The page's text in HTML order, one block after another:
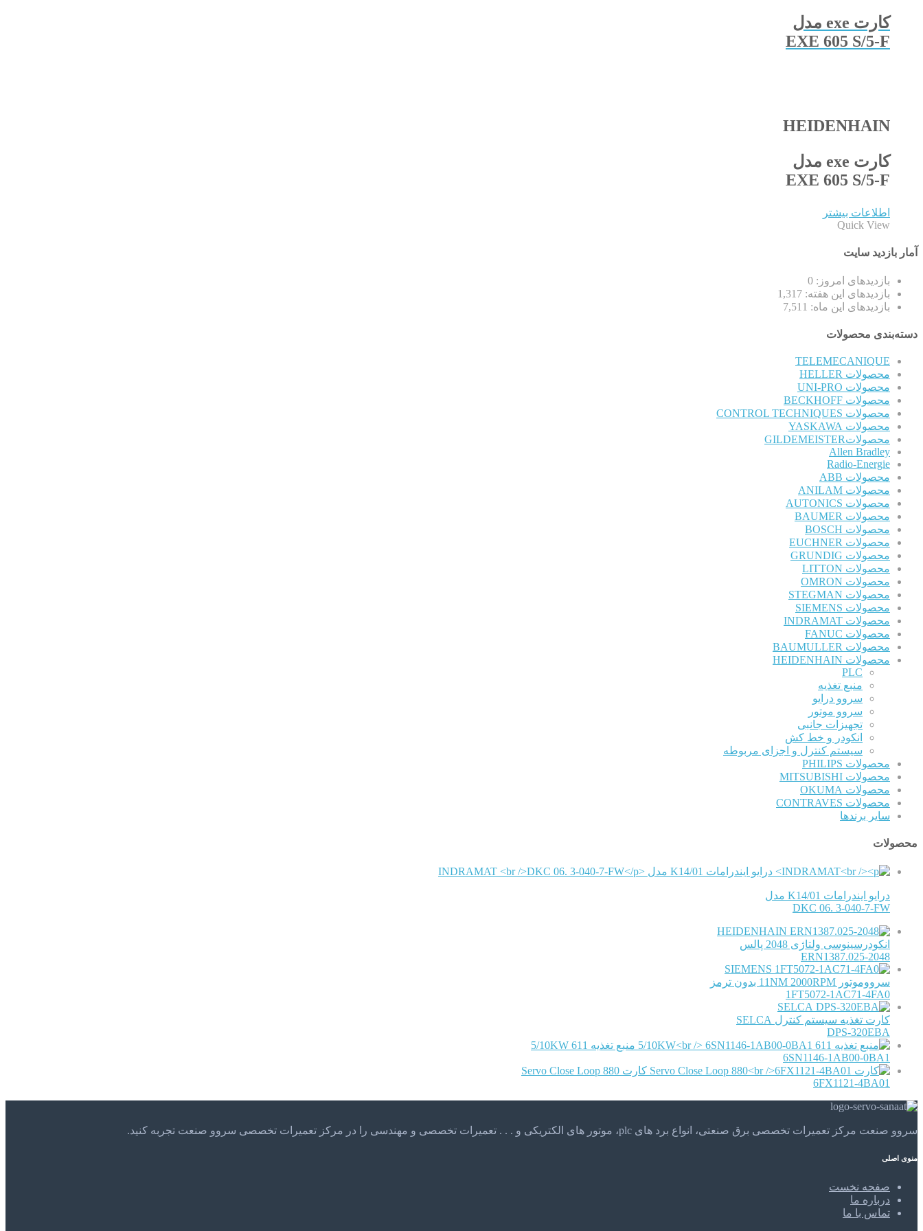
کارت exe مدل
EXE 605 S/5-F
HEIDENHAIN
کارت exe مدل
EXE 605 S/5-F
اطلاعات بیشتر
Quick View
آمار بازدید سایت
بازدیدهای امروز: 0
بازدیدهای این هفته: 1,317
بازدیدهای این ماه: 7,511
دسته‌بندی محصولات
TELEMECANIQUE
محصولات HELLER
محصولات UNI-PRO
محصولات BECKHOFF
محصولات CONTROL TECHNIQUES
محصولات YASKAWA
محصولاتGILDEMEISTER
Allen Bradley
Radio-Energie
محصولات ABB
محصولات ANILAM
محصولات AUTONICS
محصولات BAUMER
محصولات BOSCH
محصولات EUCHNER
محصولات GRUNDIG
محصولات LITTON
محصولات OMRON
محصولات STEGMAN
محصولات SIEMENS
محصولات INDRAMAT
محصولات FANUC
محصولات BAUMULLER
محصولات HEIDENHAIN
PLC
منبع تغذیه
سروو درایو
سروو موتور
تجهیزات جانبی
انکودر و خط کش
سیستم کنترل و اجزای مربوطه
محصولات PHILIPS
محصولات MITSUBISHI
محصولات OKUMA
محصولات CONTRAVES
سایر برندها
محصولات
INDRAMAT
درایو ایندرامات K14/01 مدل
DKC 06. 3-040-7-FW
HEIDENHAIN
انکودرسینوسی ولتاژی 2048 پالس
ERN1387.025-2048
SIEMENS
سرووموتور 11NM 2000RPM بدون ترمز
1FT5072-1AC71-4FA0
SELCA
کارت تغذیه سیستم کنترل SELCA
DPS-320EBA
منبع تغذیه 611 5/10KW
6SN1146-1AB00-0BA1
کارت Servo Close Loop 880
6FX1121-4BA01
سروو صنعت مرکز تعمیرات تخصصی برق صنعتی، انواع برد های plc، موتور های الکتریکی و . . . تعمیرات تخصصی و مهندسی را در مرکز تعمیرات تخصصی سروو صنعت تجربه کنید.
منوی اصلی
صفحه نخست
درباره ما
تماس با ما